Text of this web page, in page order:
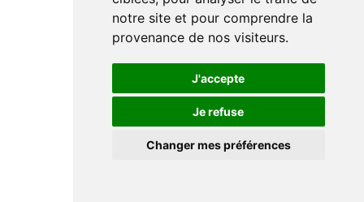
notre site et pour comprendre la
provenance de nos visiteurs.
J'accepte
Je refuse
Changer mes préférences